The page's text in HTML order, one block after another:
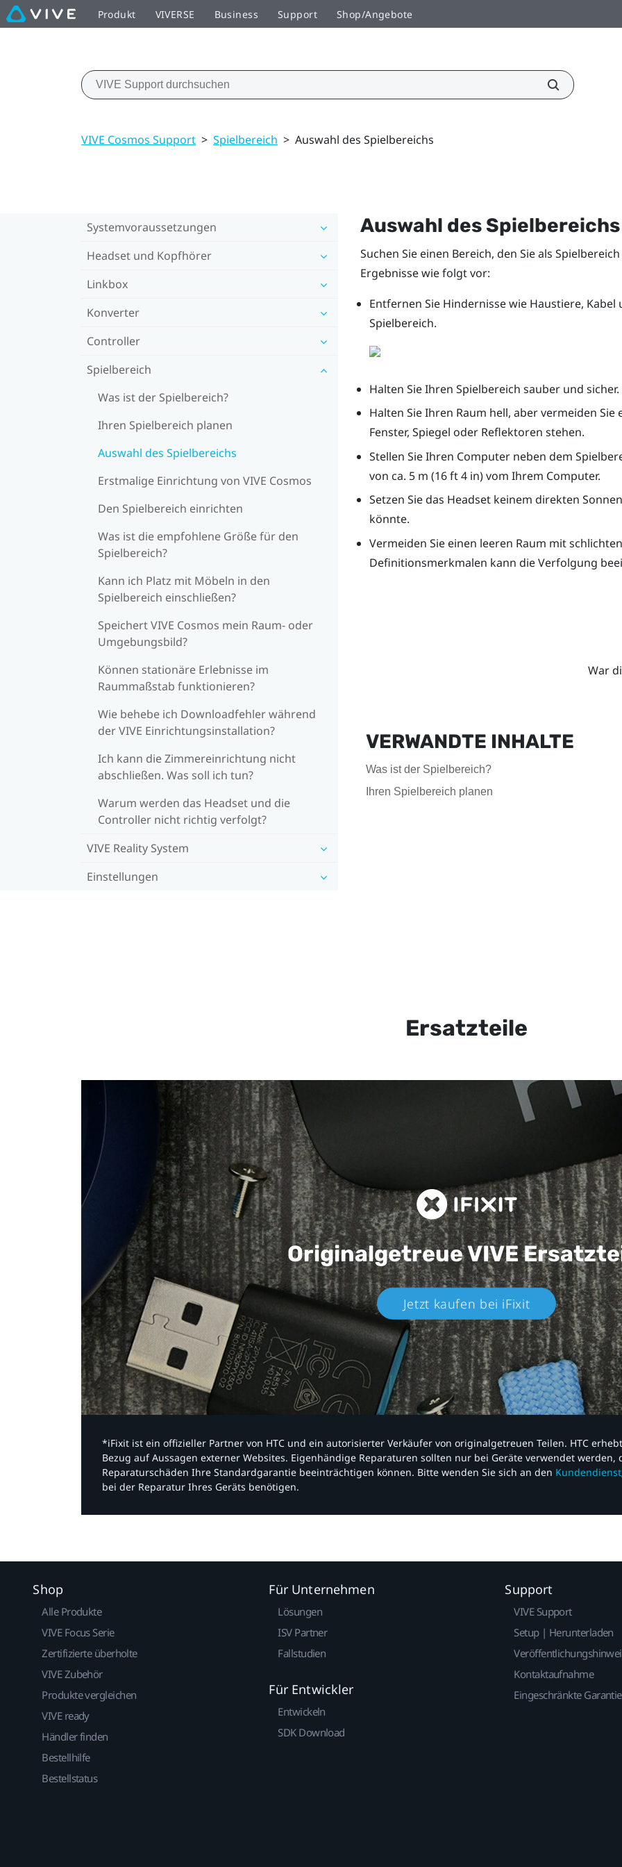
Produkt VIVERSE Business Support Shop/Angebote
VIVE Cosmos Support > Spielbereich > Auswahl des Spielbereichs
Systemvoraussetzungen
Headset und Kopfhörer
Linkbox
Konverter
Controller
Spielbereich
Was ist der Spielbereich?
Ihren Spielbereich planen
Auswahl des Spielbereichs
Erstmalige Einrichtung von VIVE Cosmos
Den Spielbereich einrichten
Was ist die empfohlene Größe für den
Spielbereich?
Kann ich Platz mit Möbeln in den
Spielbereich einschließen?
Speichert VIVE Cosmos mein Raum- oder
Umgebungsbild?
Können stationäre Erlebnisse im
Raummaßstab funktionieren?
Wie behebe ich Downloadfehler während
der VIVE Einrichtungsinstallation?
Ich kann die Zimmereinrichtung nicht
abschließen. Was soll ich tun?
Warum werden das Headset und die
Controller nicht richtig verfolgt?
VIVE Reality System
Einstellungen
Auswahl des Spielbereichs
Suchen Sie einen Bereich, den Sie als
Ergebnisse wie folgt vor:
Entfernen Sie Hindernisse wie Haustiere,
Spielbereich.
Halten Sie Ihren Spielbereich sauber und sicher.
Halten Sie Ihren Raum hell, aber vermeiden
Fenster, Spiegel oder Reflektoren stehen.
Stellen Sie Ihren Computer neben dem
von ca. 5 m (16 ft 4 in) vom Ihrem Computer.
Setzen Sie das Headset keinem direkten
könnte.
Vermeiden Sie einen leeren Raum mit
Definitionsmerkmalen kann die Verfolgung
War
VERWANDTE INHALTE
Was ist der Spielbereich?
Ihren Spielbereich planen
Ersatzteile
Originalgetreue VIVE
Jetzt kaufen bei iFixit​
*iFixit ist ein offizieller Partner von HTC und ein autorisierter Verkäufer von originalgetreuen Teilen. HTC
Bezug auf Aussagen externer Websites. Eigenhändige Reparaturen sollten nur bei Geräte verwendet
Reparaturschäden Ihre Standardgarantie beeinträchtigen können. Bitte wenden Sie sich an den Kundendienst
bei der Reparatur Ihres Geräts benötigen.​
Shop
Alle Produkte
VIVE Focus Serie
Zertifizierte überholte
VIVE Zubehör
Produkte vergleichen
VIVE ready
Händler finden
Bestellhilfe
Bestellstatus
Für Unternehmen
Lösungen
ISV Partner
Fallstudien
Für Entwickler
Entwickeln
SDK Download
Support
VIVE Support
Setup | Herunterladen
Kontaktaufnahme
Eingeschränkte Garantie